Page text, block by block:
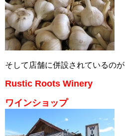
そして店舗に併設されているのが
Rustic Roots Winery
ワインショップ